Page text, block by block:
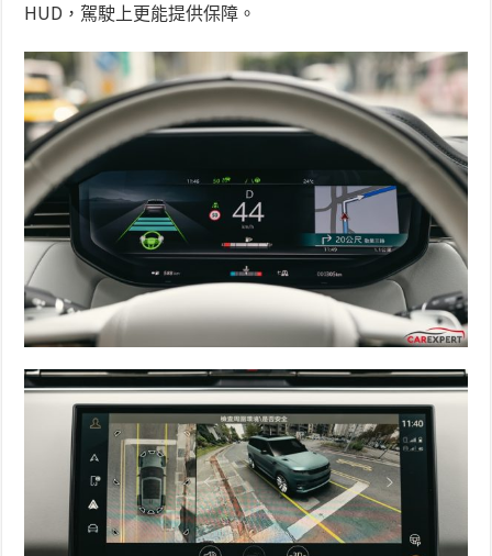
HUD，駕駛上更能提供保障。